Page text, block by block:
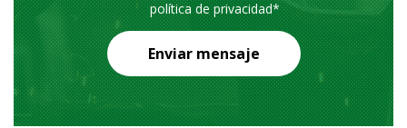
política de privacidad*
Enviar mensaje